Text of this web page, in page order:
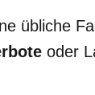
übliche
oder